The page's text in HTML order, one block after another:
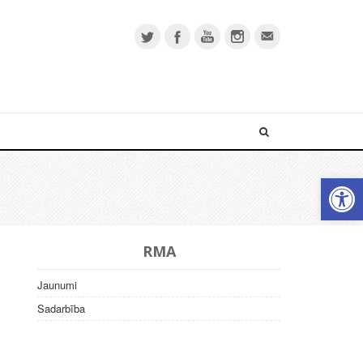
RMA
Jaunumi
Sadarbība